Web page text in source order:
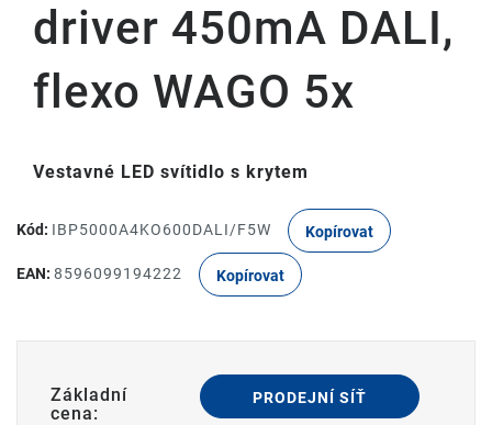
driver 450mA DALI,
flexo WAGO 5x
Vestavné LED svítidlo s krytem
Kód: IBP5000A4KO600DALI/F5W Kopírovat
EAN: 8596099194222 Kopírovat
Základní
cena:
PRODEJNÍ SÍŤ